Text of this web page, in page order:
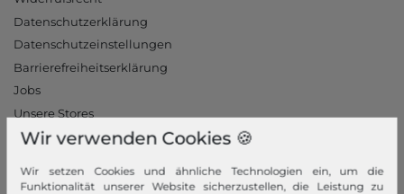
Datenschutzerklärung
Datenschutzeinstellungen
Barrierefreiheitserklärung
Jobs
Unsere Stores
Login
Wir verwenden Cookies 🍪
Wir setzen Cookies und ähnliche Technologien ein, um die
Funktionalität unserer Website sicherzustellen, die Leistung zu